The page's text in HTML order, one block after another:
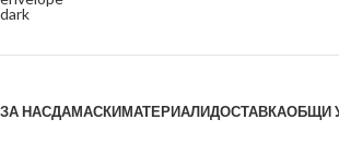
ЗА НАСДАМАСКИМАТЕРИАЛИДОСТАВКАОБЩИ